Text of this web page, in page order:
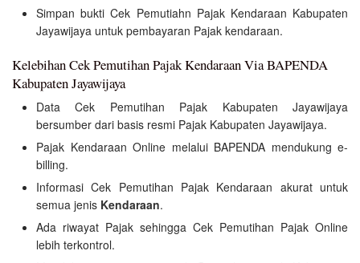
Simpan bukti Cek Pemutiahn Pajak Kendaraan Kabupaten
Jayawijaya untuk pembayaran Pajak kendaraan.
Kelebihan Cek Pemutihan Pajak Kendaraan Via BAPENDA
Kabupaten Jayawijaya
Data Cek Pemutihan Pajak Kabupaten Jayawijaya
bersumber dari basis resmi Pajak Kabupaten Jayawijaya.
Pajak Kendaraan Online melalui BAPENDA mendukung e-
billing.
Informasi Cek Pemutihan Pajak Kendaraan akurat untuk
semua jenis Kendaraan.
Ada riwayat Pajak sehingga Cek Pemutihan Pajak Online
lebih terkontrol.